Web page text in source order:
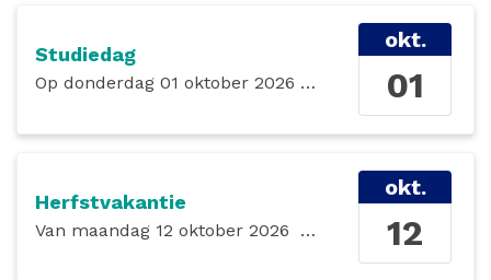
Studiedag
Op donderdag 01 oktober 2026
okt.
01
Herfstvakantie
Van maandag 12 oktober 2026 zondag
okt.
12